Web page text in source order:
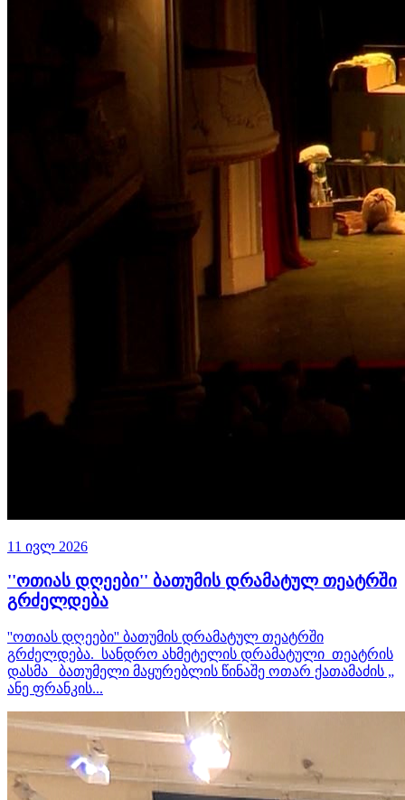
11 ივლ 2026
''ოთიას დღეები'' ბათუმის დრამატულ თეატრში
გრძელდება
''ოთიას დღეები'' ბათუმის დრამატულ თეატრში
გრძელდება. სანდრო ახმეტელის დრამატული თეატრის
დასმა ბათუმელი მაყურებლის წინაშე ოთარ ქათამაძის „
ანე ფრანკის...